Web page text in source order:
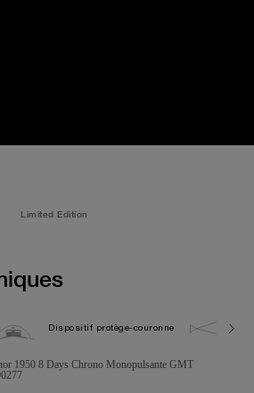
Limited Edition
Dispositif protège-couronne